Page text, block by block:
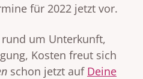
für 2022 jetzt vor.
um Unterkunft,
Kosten freut sich
schon jetzt auf Deine